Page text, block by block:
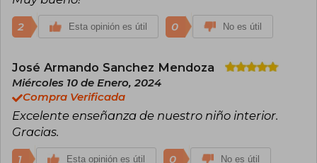
2 Esta opinión es útil 0 No es útil
José Armando Sanchez Mendoza
Miércoles 10 de Enero, 2024
Compra Verificada
Excelente enseñanza de nuestro niño interior.
Gracias.
1 Esta opinión es útil 0 No es útil